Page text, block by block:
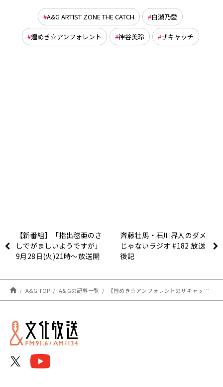
A&G ARTIST ZONE THE CATCH 白瀬乃愛
煌めき☆アンフォレント 神谷美玲 ザキャッチ
【新番組】「指出毬亜のさ
しでがましいようですが」
9月28日(火)21時〜放送開
斉藤壮馬・石川界人のダメ
じゃないラジオ #182 放送
後記
A&G TOP A&Gの記事一覧 【煌めき☆アンフォレントのザキャッチ】いきなり私服交換回！